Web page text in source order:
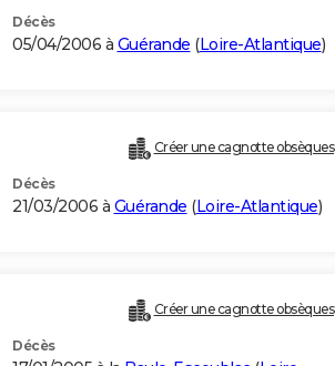
Décès
05/04/2006 à Guérande (Loire-Atlantique)
Créer une cagnotte obsèques
Décès
21/03/2006 à Guérande (Loire-Atlantique)
Créer une cagnotte obsèques
Décès